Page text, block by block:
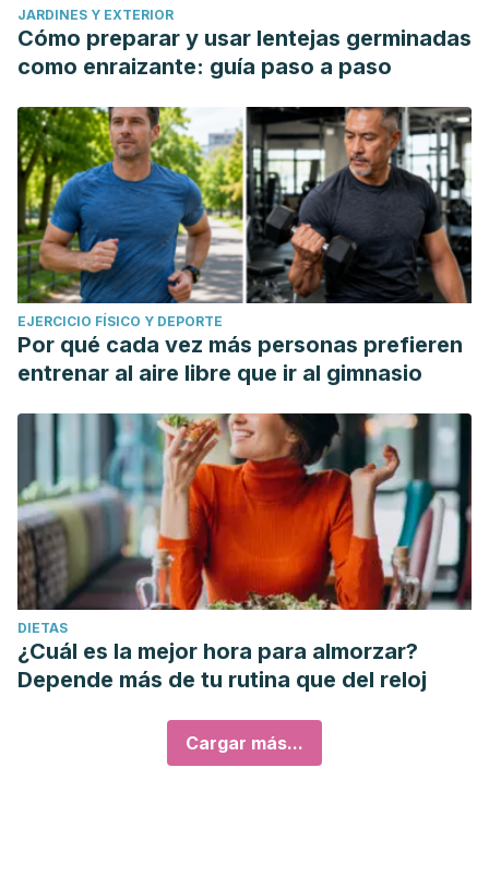
JARDINES Y EXTERIOR
Cómo preparar y usar lentejas germinadas
como enraizante: guía paso a paso
EJERCICIO FÍSICO Y DEPORTE
Por qué cada vez más personas prefieren
entrenar al aire libre que ir al gimnasio
DIETAS
¿Cuál es la mejor hora para almorzar?
Depende más de tu rutina que del reloj
Cargar más...